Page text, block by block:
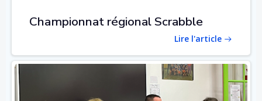
Championnat régional Scrabble
Lire l'article